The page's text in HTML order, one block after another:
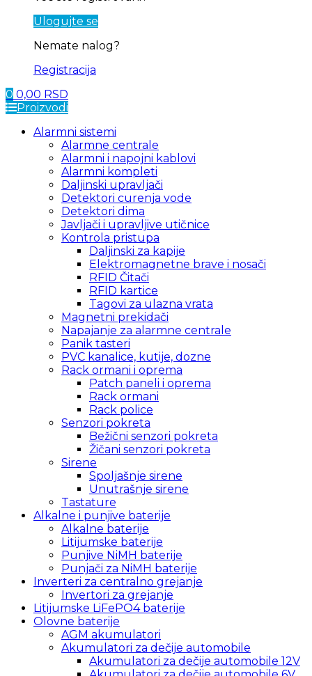
Ulogujte se
Nemate nalog?
Registracija
0 0,00 RSD
Proizvodi
Alarmni sistemi
Alarmne centrale
Alarmni i napojni kablovi
Alarmni kompleti
Daljinski upravljači
Detektori curenja vode
Detektori dima
Javljači i upravljive utičnice
Kontrola pristupa
Daljinski za kapije
Elektromagnetne brave i nosači
RFID Čitači
RFID kartice
Tagovi za ulazna vrata
Magnetni prekidači
Napajanje za alarmne centrale
Panik tasteri
PVC kanalice, kutije, dozne
Rack ormani i oprema
Patch paneli i oprema
Rack ormani
Rack police
Senzori pokreta
Bežični senzori pokreta
Žičani senzori pokreta
Sirene
Spoljašnje sirene
Unutrašnje sirene
Tastature
Alkalne i punjive baterije
Alkalne baterije
Litijumske baterije
Punjive NiMH baterije
Punjači za NiMH baterije
Inverteri za centralno grejanje
Invertori za grejanje
Litijumske LiFePO4 baterije
Olovne baterije
AGM akumulatori
Akumulatori za dečije automobile
Akumulatori za dečije automobile 12V